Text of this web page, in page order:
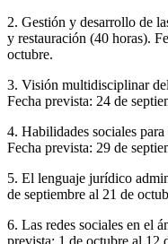
2. Gestión y desarrollo de
y restauración (40 horas).
octubre.
3. Visión multidisciplinar
Fecha prevista: 24 de
4. Habilidades sociales
Fecha prevista: 29 de
5. El lenguaje jurídico
de septiembre al 21 de
6. Las redes sociales en el
prevista: 1 de octubre al 12